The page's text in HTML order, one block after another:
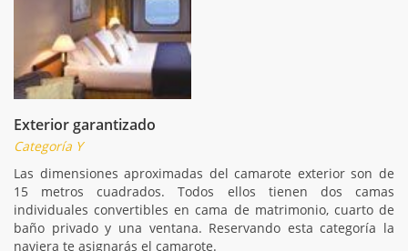
Exterior garantizado
Categoría Y
Las dimensiones aproximadas del camarote exterior son de
15 metros cuadrados. Todos ellos tienen dos camas
individuales convertibles en cama de matrimonio, cuarto de
baño privado y una ventana. Reservando esta categoría la
naviera te asignarás el camarote.